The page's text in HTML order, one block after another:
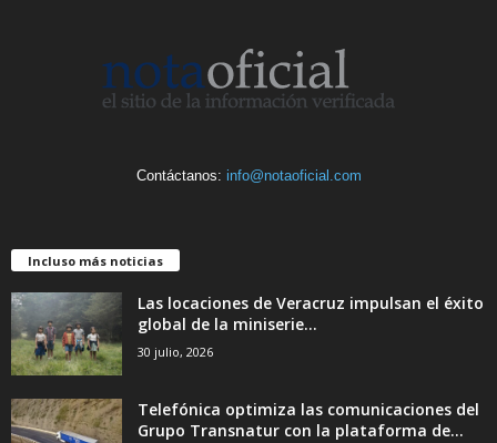
Contáctanos: info@notaoficial.com
Incluso más noticias
Las locaciones de Veracruz impulsan el éxito
global de la miniserie...
30 julio, 2026
Telefónica optimiza las comunicaciones del
Grupo Transnatur con la plataforma de...